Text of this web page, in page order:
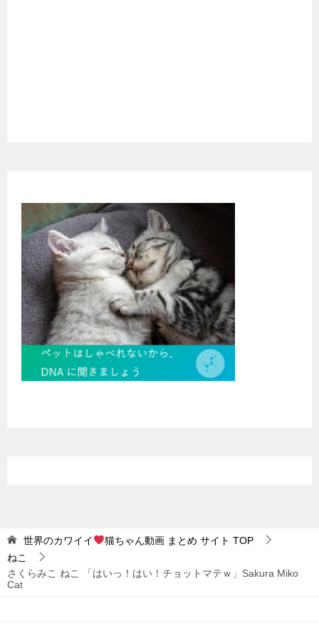
世界のカワイイ 猫ちゃん動画 まとめ サイト TOP
ねこ
さくらみこ ねこ 「はいっ！はい！チョットマテｗ」Sakura Miko
Cat